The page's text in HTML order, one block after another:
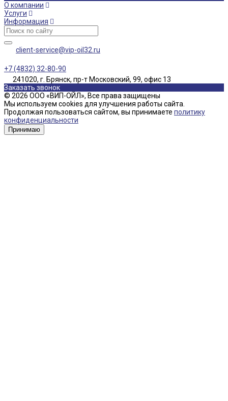
О компании
Услуги
Информация
client-service@vip-oil32.ru
+7 (4832) 32-80-90
241020, г. Брянск, пр-т Московский, 99, офис 13
Заказать звонок
© 2026 ООО «ВИП-ОЙЛ», Все права защищены
Мы используем cookies для улучшения работы сайта.
Продолжая пользоваться сайтом, вы принимаете политику
конфиденциальности
Принимаю